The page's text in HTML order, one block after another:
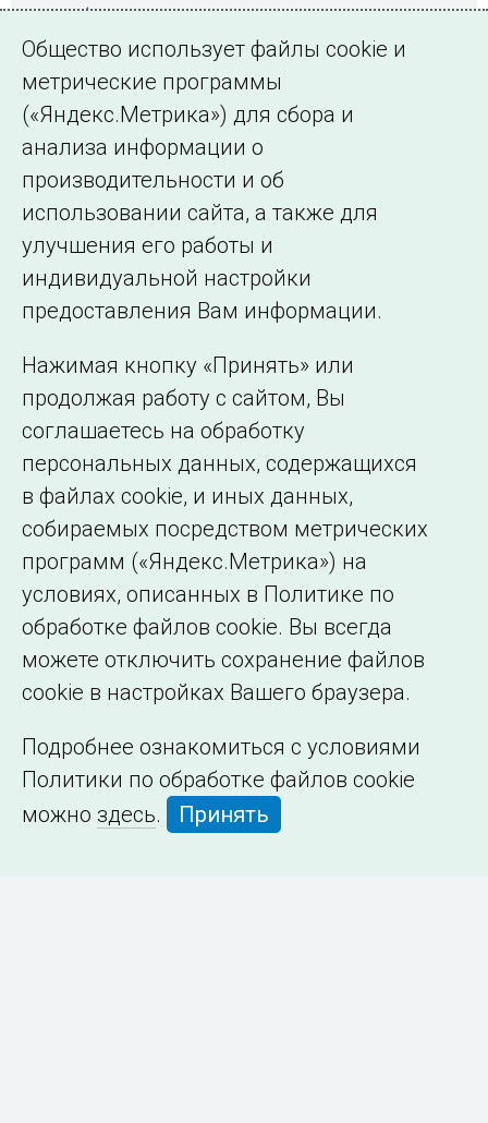
зарубежными специалистами
← Все публикации
Подписаться на новости
©2005–2026 АО «СО ЕЭС»
Филиалы и
представительства
Сведения об
образовательной
организации
Общество использует файлы cookie и
метрические программы
(«Яндекс.Метрика») для сбора и
анализа информации о
производительности и об
использовании сайта, а также для
улучшения его работы и
индивидуальной настройки
предоставления Вам информации.
Нажимая кнопку «Принять» или
продолжая работу с сайтом, Вы
соглашаетесь на обработку
персональных данных, содержащихся
в файлах cookie, и иных данных,
собираемых посредством метрических
программ («Яндекс.Метрика») на
условиях, описанных в Политике по
обработке файлов cookie. Вы всегда
можете отключить сохранение файлов
cookie в настройках Вашего браузера.
Подробнее ознакомиться с условиями
Политики по обработке файлов cookie
можно здесь. Принять